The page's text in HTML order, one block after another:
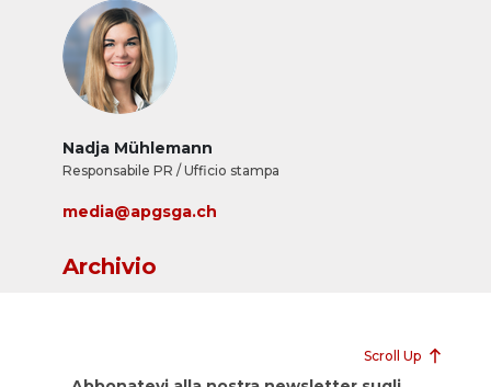
Nadja Mühlemann
Responsabile PR / Ufficio stampa
media@apgsga.ch
Archivio
Scroll Up